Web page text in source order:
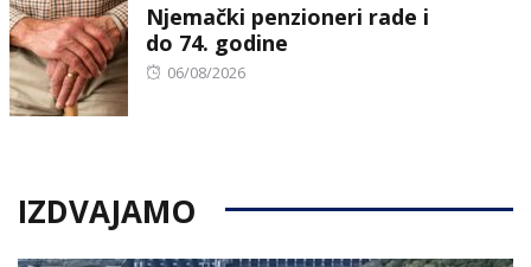
Njemački penzioneri rade i
do 74. godine
Posted
06/08/2026
IZDVAJAMO